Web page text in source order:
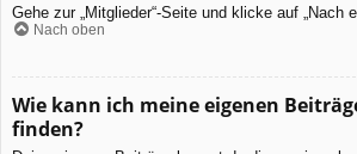
Gehe zur „Mitglieder“-Seite und klicke auf „Nach
Nach oben
Wie kann ich meine eigenen
finden?